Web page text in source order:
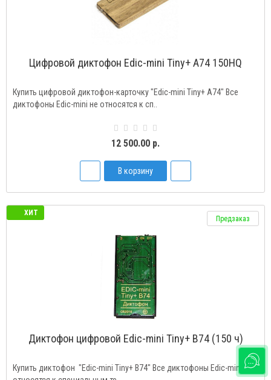
Цифровой диктофон Edic-mini Tiny+ A74 150HQ
Купить цифровой диктофон-карточку "Edic-mini Tiny+ A74" Все
диктофоны Edic-mini не относятся к сп..
12 500.00 р.
В корзину
ХИТ
Предзаказ
Диктофон цифровой Edic-mini Tiny+ B74 (150 ч)
Купить диктофон "Edic-mini Tiny+ B74" Все диктофоны Edic-mini не